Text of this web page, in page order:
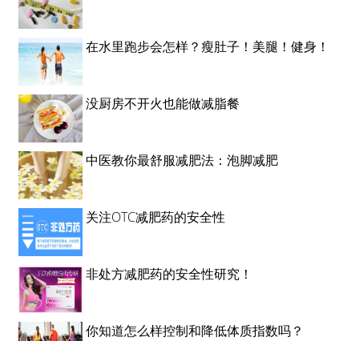
在水里跑步会怎样？瘦肚子！美腿！健身！
没厨房不开火也能做减脂餐
中医教你最舒服减肥法：泡脚减肥
关注OTC减肥药的安全性
非处方减肥药的安全性研究！
你知道怎么样控制和降低体质指数吗？